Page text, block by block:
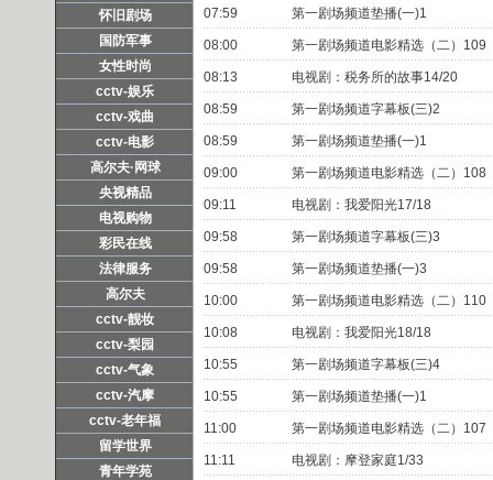
怀旧剧场
国防军事
女性时尚
cctv-娱乐
cctv-戏曲
cctv-电影
高尔夫·网球
央视精品
电视购物
彩民在线
法律服务
高尔夫
cctv-靓妆
cctv-梨园
cctv-气象
cctv-汽摩
cctv-老年福
留学世界
青年学苑
07:59 第一剧场频道垫播(一)1
08:00 第一剧场频道电影精选（二）109
08:13 电视剧：税务所的故事14/20
08:59 第一剧场频道字幕板(三)2
08:59 第一剧场频道垫播(一)1
09:00 第一剧场频道电影精选（二）108
09:11 电视剧：我爱阳光17/18
09:58 第一剧场频道字幕板(三)3
09:58 第一剧场频道垫播(一)3
10:00 第一剧场频道电影精选（二）110
10:08 电视剧：我爱阳光18/18
10:55 第一剧场频道字幕板(三)4
10:55 第一剧场频道垫播(一)1
11:00 第一剧场频道电影精选（二）107
11:11 电视剧：摩登家庭1/33